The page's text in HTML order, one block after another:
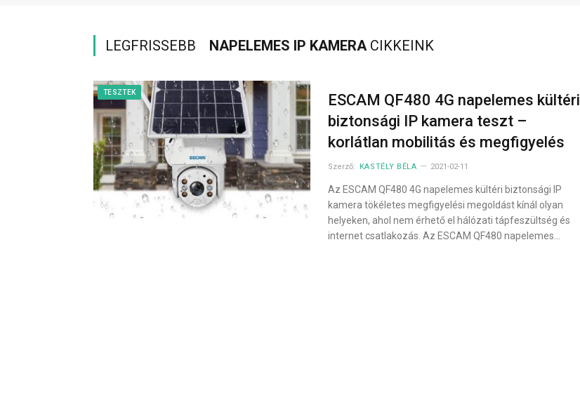
LEGFRISSEBB NAPELEMES IP KAMERACIKKEINK
TESZTEK
ESCAM QF480 4G napelemes kültéri
biztonsági IP kamera teszt –
korlátlan mobilitás és megfigyelés
Szerző: KASTÉLY BÉLA 2021-02-11
Az ESCAM QF480 4G napelemes kültéri biztonsági IP
kamera tökéletes megfigyelési megoldást kínál olyan
helyeken, ahol nem érhető el hálózati tápfeszültség és
internet csatlakozás. Az ESCAM QF480 napelemes…